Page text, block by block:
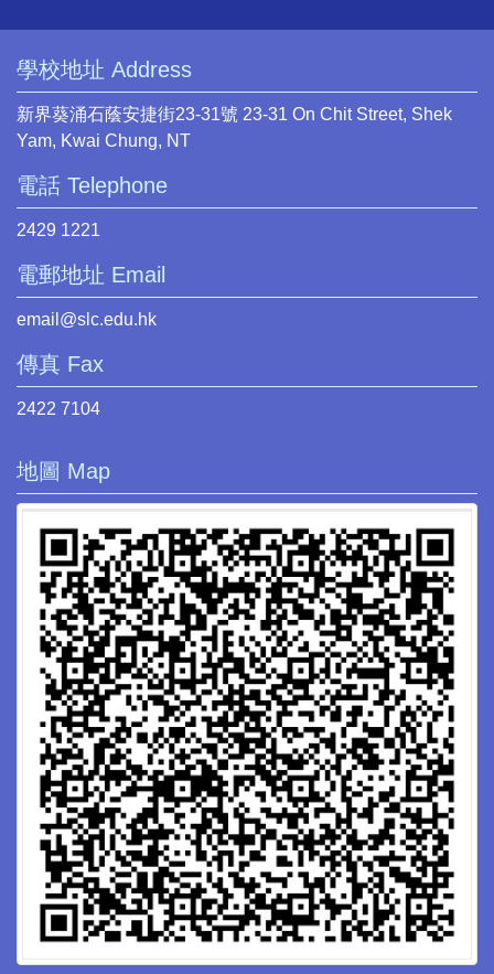
學校地址 Address
新界葵涌石蔭安捷街23-31號 23-31 On Chit Street, Shek
Yam, Kwai Chung, NT
電話 Telephone
2429 1221
電郵地址 Email
email@slc.edu.hk
傳真 Fax
2422 7104
地圖 Map